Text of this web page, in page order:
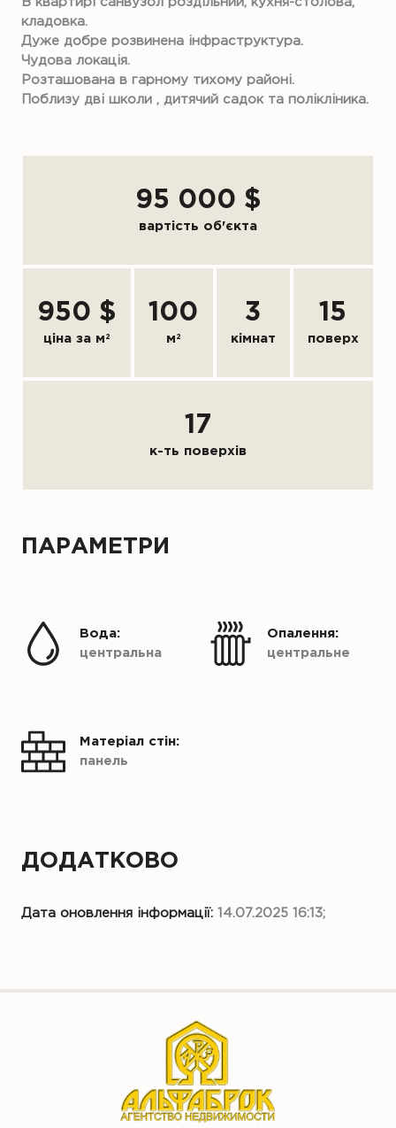
кладовка.
Дуже добре розвинена інфраструктура.
Чудова локація.
Розташована в гарному тихому районі.
Поблизу дві школи , дитячий садок та полікліника.
95 000 $
вартість об'єкта
950 $
ціна за м 2
100
м 2
3
кімнат
15
поверх
17
к-ть поверхів
ПАРАМЕТРИ
центральна
Вода:
центральне
Опалення:
панель
Матеріал стін:
ДОДАТКОВО
Дата оновлення інформації: 14.07.2025 16:13;